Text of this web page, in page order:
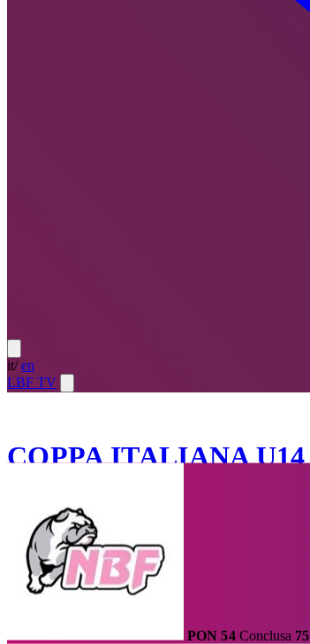
it/ en
LBF TV
COPPA ITALIANA U14
Home
Coppa Italiana U14
/
Finale 9-10
PON 54 Conclusa 75